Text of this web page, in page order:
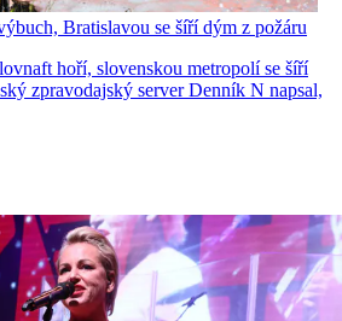
Bratislavou se šíří dým z požáru
hoří, slovenskou metropolí se šíří
zpravodajský server Denník N napsal,